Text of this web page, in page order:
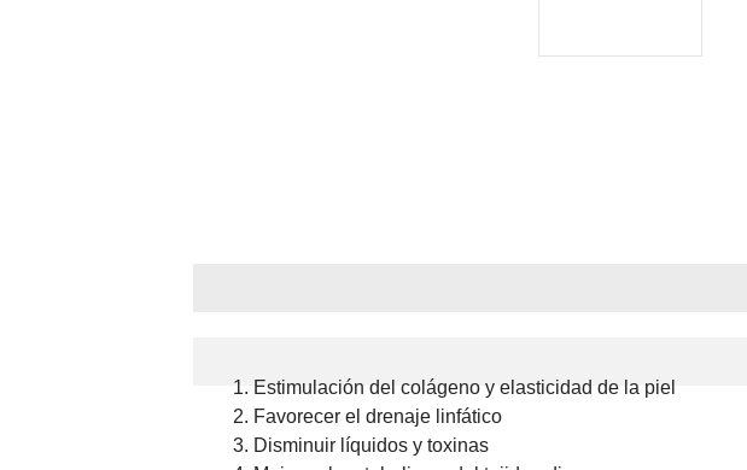
Estimulación del colágeno y elasticidad de la piel
Favorecer el drenaje linfático
Disminuir líquidos y toxinas